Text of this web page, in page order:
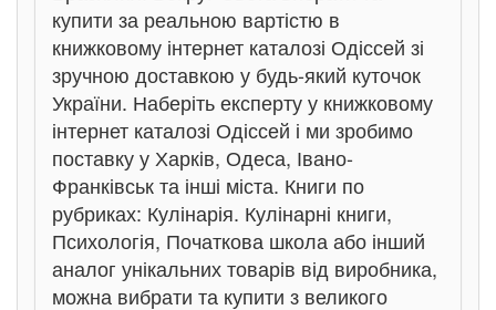
купити за реальною вартістю в
книжковому інтернет каталозі Одіссей зі
зручною доставкою у будь-який куточок
України. Наберіть експерту у книжковому
інтернет каталозі Одіссей і ми зробимо
поставку у Харків, Одеса, Івано-
Франківськ та інші міста. Книги по
рубриках: Кулінарія. Кулінарні книги,
Психологія, Початкова школа або інший
аналог унікальних товарів від виробника,
можна вибрати та купити з великого